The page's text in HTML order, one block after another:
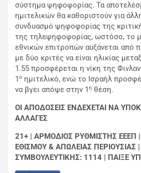
σύστημα ψηφοφορίας. Τα
ημιτελικών θα καθοριστούν για
συνδυασμό ψηφοφορίας της
της τηλεψηφοφορίας, ωστόσο, το
εθνικών επιτροπών αυξάνεται από
με δύο κριτές να είναι ηλικίας
1.55 προσφέρεται η νίκη της
1 ο ημιτελικό, ενώ το Ισραήλ
να βγει απόψε στην 1 η θέση.
ΟΙ ΑΠΟΔΟΣΕΙΣ ΕΝΔΕΧΕΤΑΙ ΝΑ
ΑΛΛΑΓΕΣ
21+ | ΑΡΜΟΔΙΟΣ ΡΥΘΜΙΣΤΗΣ ΕΕΕΠ
ΕΘΙΣΜΟΥ & ΑΠΩΛΕΙΑΣ
ΣΥΜΒΟΥΛΕΥΤΙΚΗΣ: 1114 | ΠΑΙΞΕ